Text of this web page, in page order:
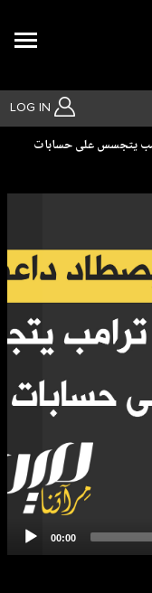
LOG IN
بحث متقدم
يتجسس على حسابات